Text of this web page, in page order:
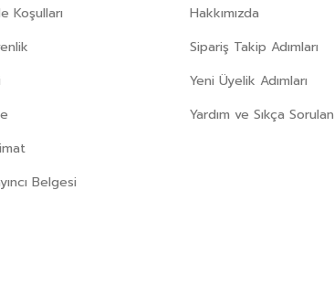
Koşulları
Belgesi
Hakkımızda
Sipariş Takip Adımları
Yeni Üyelik Adımları
Yardım ve Sıkça